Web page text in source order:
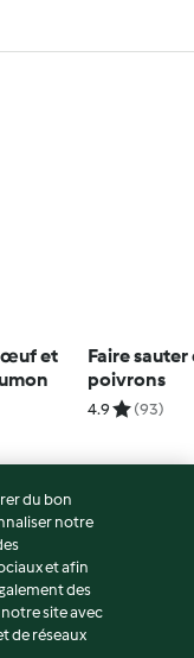
œuf et
Faire sauter
poivrons
4.9 (93)
du bon
notre
et afin
des
site avec
de réseaux